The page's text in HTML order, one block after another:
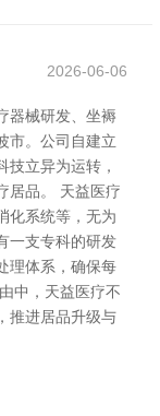
2026-06-06
器械研发、坐褥
市。公司自建立
技立异为运转，
居品。 天益医疗
化系统等，无为
一支专科的研发
理体系，确保每
中，天益医疗不
推进居品升级与